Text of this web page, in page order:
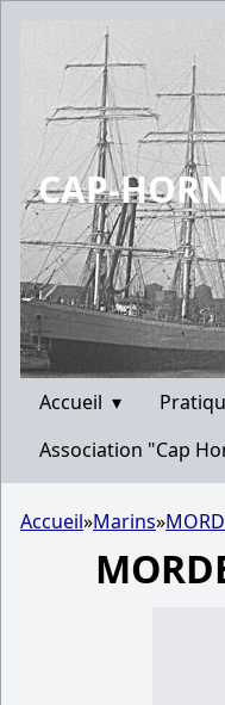
CAP-
Accueil ▾
Association "Cap
Accueil»Marins»